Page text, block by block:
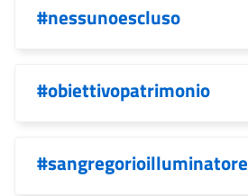
#nessunoescluso
#obiettivopatrimonio
#sangregorioilluminatore